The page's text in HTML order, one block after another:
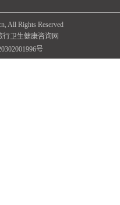
All Rights Reserved
行卫生健康咨询网
号